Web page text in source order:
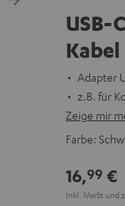
USB-
Kabel
Adapter
z.B. für
Zeige mir
Farbe:
16,99 €
Inkl. MwSt und